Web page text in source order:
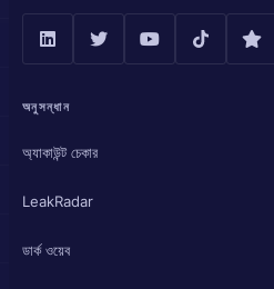
অনুসন্ধান
অ্যাকাউন্ট চেকার
LeakRadar
ডার্ক ওয়েব